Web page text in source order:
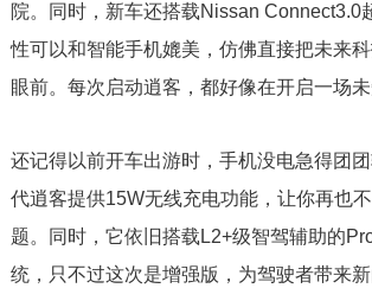
院。同时，新车还搭载Nissan Connect3.0
性可以和智能手机媲美，仿佛直接把未来
眼前。每次启动逍客，都好像在开启一场未
还记得以前开车出游时，手机没电急得团
代逍客提供15W无线充电功能，让你再也
题。同时，它依旧搭载L2+级智驾辅助的
统，只不过这次是增强版，为驾驶者带来